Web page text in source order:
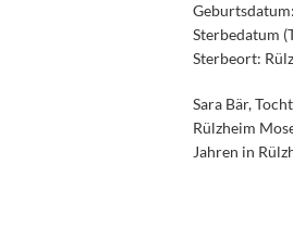
Sterbedatum
Sterbeort:
Sara Bär,
Rülzheim
Jahren in